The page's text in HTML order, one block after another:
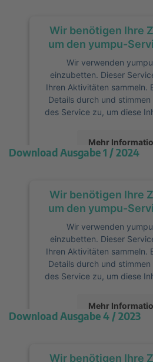
powered by
Management Platform
Wir benötigen Ihre
um den yumpu-
Wir verwenden
einzubetten. Dieser
Ihren Aktivitäten sammeln.
Details durch und
des Service zu, um diese
Mehr
powered by
Management Platform
Download Ausgabe 1 / 2024
Wir benötigen Ihre
um den yumpu-
Wir verwenden
einzubetten. Dieser
Ihren Aktivitäten sammeln.
Details durch und
des Service zu, um diese
Mehr
powered by
Download Ausgabe 4 / 2023
Wir benötigen Ihre